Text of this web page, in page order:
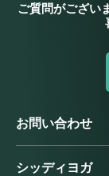
ご質問がござい
お問い合わせ
シッディヨガ